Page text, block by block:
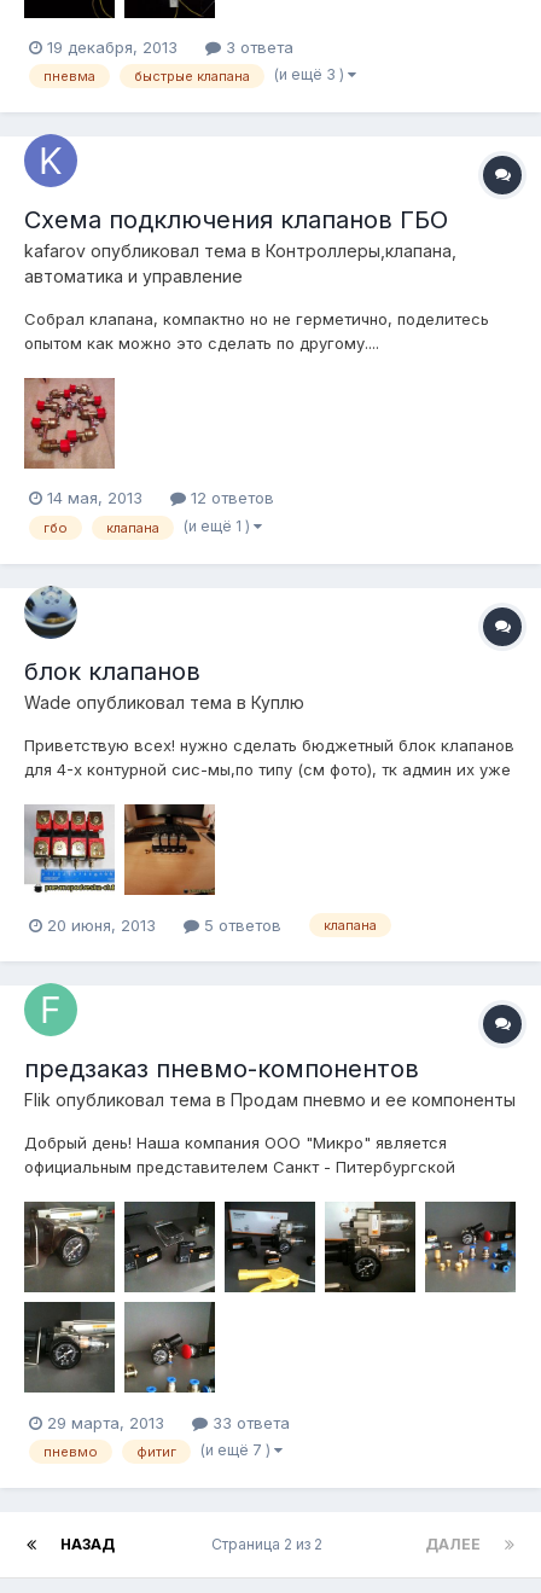
19 декабря, 2013 3 ответа
пневма быстрые клапана (и ещё 3 )
Схема подключения клапанов ГБО
kafarov опубликовал тема в Контроллеры,клапана,
автоматика и управление
Собрал клапана, компактно но не герметично, поделитесь
опытом как можно это сделать по другому....
14 мая, 2013 12 ответов
гбо клапана (и ещё 1 )
блок клапанов
Wade опубликовал тема в Куплю
Приветствую всех! нужно сделать бюджетный блок клапанов
для 4-х контурной сис-мы,по типу (см фото), тк админ их уже
много инфы) кто возьмется?
20 июня, 2013 5 ответов клапана
предзаказ пневмо-компонентов
Flik опубликовал тема в Продам пневмо и ее компоненты
Добрый день! Наша компания ООО "Микро" является
официальным представителем Санкт - Питербургской
пневмооборудование является взаимозаменяемым с
изделиями фирм "FESTO", "SMC", "Pnevmolux", "Camozzi",
"Parker", "TECO Pneumatic" и др. Список оборудован...
29 марта, 2013 33 ответа
пневмо фитиг (и ещё 7 )
НАЗАД ДАЛЕЕ
Страница 2 из 2